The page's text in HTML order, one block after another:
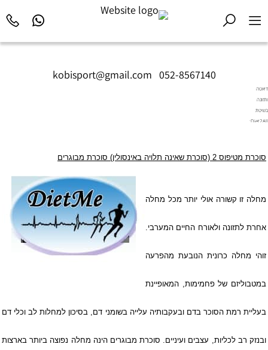
kobisport@gmail.com 052-8567140
דיאטה
ותזונה
בשיטת
Diet2All:
סוכרת מטיפוס 2 (סוכרת שאינה תלויה באינסולין) סוכרת מבוגרים
מחלה זו קשורה אולי יותר מכל מחלה
אחרת לתזונה ולאורח החיים המערבי.
זוהי מחלה כרונית הנובעת מהפרעה
במטבוליזם של פחמימות, המאופיינת
בעליית רמת הסוכר בדם ובעקבותיה עלייה בשומני דם, בסיכון למחלות לב וכלי דם
ובנזק רב לכליות, עצבים ועיניים. סוכרתמבוגרים הינה מחלה נפוצה ביותר בארצות